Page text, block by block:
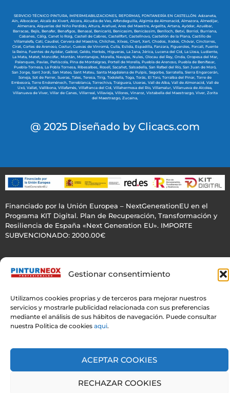
Gestionar consentimiento
Utilizamos cookies proprias y de terceros para mejorar nuestros
servicios y mostrarle publicidad relacionada con sus preferencias
mediante el análisis de sus hábitos de navegación. Puede consultar
nuestra Politica de cookies aqui.
ACEPTAR COOKIES
RECHAZAR COOKIES
SERVICIO TÉCNICO PINTURA, IMPERMEABILIZACIONES, REFORMAS, FONTANERÍA EN CASTELLÓN: Adzaneta,
Aín, Albocácer, Alcalà de Xivert, Alcora, Alcudia de Veo, Alfondeguilla, Algimia de Almonacid, Almazora, Almedíjar,
Almenara, Alquerías del Niño Perdido, Altura, Arañuel, Ares del Maestre, Argelita, Artana, Ayódar, Azuébar,
Barracas, Bejís, Benafer, Benafigos, Benasal, Benicarló, Benicasim, Benicàssim, Benlloch, Betxí, Borriol, Burriana,
Cabanes, Cálig, Canet lo Roig, Castell de Cabres, Castellfort, Castellnovo, Castellón de la Plana, Castillo de
Villamalefa, Catí, Caudiel, Cervera del Maestre, Chilches, Xilxes, Chert, Xert, Chodos, Xodos, Chóvar, Cinctorres,
Cirat, Cortes de Arenoso, Costur, Cuevas de Vinromá, Culla, Eslida, Espadilla, Fanzara, Figueroles, Forcall, Fuente
la Reina, Fuentes de Ayódar, Gaibiel, Geldo, Herbés, Higueras, La Jana, Jérica, Lucena del Cid, La Llosa, Ludiente,
La Mata, Matet, Moncófar, Montán, Montanejos, Morella, Navajas, Nules, Olocau del Rey, Onda, Oropesa del Mar,
Palanques, Pavías, Peñíscola, Pina de Montalgrao, Portell de Morella, Puebla de Arenoso, Puebla de Benifasar,
Puebla-Tornesa, La Pobla Tornesa, Ribesalbes, Rosell, Sacañet, Salsadella, San Rafael del Río, San Juan de Moró,
San Jorge, Sant Jordi, San Mateo, Sant Mateu, Santa Magdalena de Pulpis, Segorbe, Sarratella, Sierra Engarcerán,
Soneja, Sot de Ferrer, Sueras, Tales, Teresa, Tírig, Todolella, Toga, Torás, El Toro, Torralba del Pinar, Torre de
Embesora, Torre Endoménech, Torreblanca, Torrechiva, Traiguera, Useras, Vall de Alba, Vall de Almonacid, Vall de
Uxó, Vallat, Vallibona, Villafamés, Villafranca del Cid, Villahermosa del Río, Villamalur, Villanueva de Alcolea,
Villanueva de Viver, Villar de Canes, Villarreal, Villavieja, Villores, Vinaroz, Vistabella del Maestrazgo, Viver, Zorita
del Maestrazgo, Zucaina,
@ 2025 Diseñado by Clicacs.com
Financiado por la Unión Europea – NextGenerationEU en el
Programa KIT Digital. Plan de Recuperación, Transformación y
Resiliencia de España «Next Generation EU». IMPORTE
SUBVENCIONADO: 2000.00€